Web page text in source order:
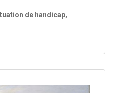
de handicap,